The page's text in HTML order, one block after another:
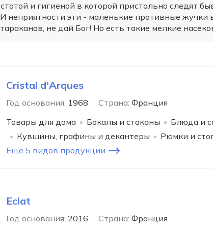
и гигиеной в которой пристально следят
неприятности эти - маленькие противные жучки
не дай Бог! Но есть такие мелкие
Cristal d'Arques
Год основания: 1968 Страна: Франция
Товары для дома
Бокалы и стаканы
Блюда и
Кувшины, графины и декантеры
Рюмки и
Еще 5 видов продукции
Eclat
Год основания: 2016 Страна: Франция